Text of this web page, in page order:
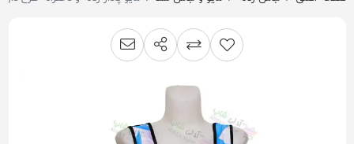
افزودن به لیست مقایسه
اشتراک گذاریپیشنهاد به دوست